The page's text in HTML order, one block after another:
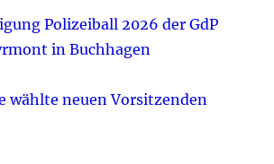
Polizeiball 2026 der GdP
in Buchhagen
wählte neuen Vorsitzenden